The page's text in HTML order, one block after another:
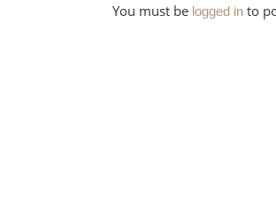
You must be logged in to